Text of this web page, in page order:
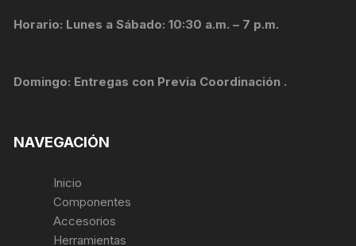
Horario: Lunes a Sábado: 10:30 a.m. – 7 p.m.
Domingo: Entregas con Previa Coordinación .
NAVEGACIÓN
Inicio
Componentes
Accesorios
Herramientas